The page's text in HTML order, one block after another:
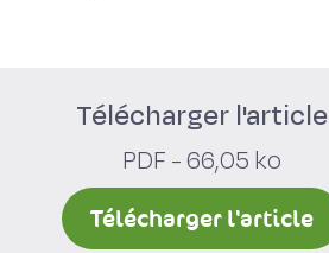
Télécharger l'article
PDF - 66,05 ko
Télécharger l'article